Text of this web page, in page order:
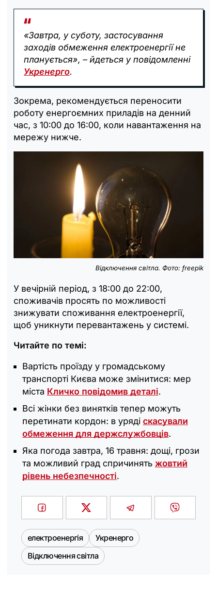
«Завтра, у суботу, застосування
заходів обмеження електроенергії не
планується», – йдеться у повідомленні
Укренерго.
Зокрема, рекомендується переносити
роботу енергоємних приладів на денний
час, з 10:00 до 16:00, коли навантаження на
мережу нижче.
Відключення світла. Фото: freepik
У вечірній період, з 18:00 до 22:00,
споживачів просять по можливості
знижувати споживання електроенергії,
щоб уникнути перевантажень у системі.
Читайте по темі:
Вартість проїзду у громадському
транспорті Києва може змінитися: мер
міста Кличко повідомив деталі.
Всі жінки без винятків тепер можуть
перетинати кордон: в уряді скасували
обмеження для держслужбовців.
Яка погода завтра, 16 травня: дощі, грози
та можливий град спричинять жовтий
рівень небезпечності.
електроенергія
Укренерго
Відключення світла